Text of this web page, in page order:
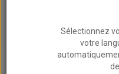
DASHBOARDSLANGEN
Sélectionnez
votre